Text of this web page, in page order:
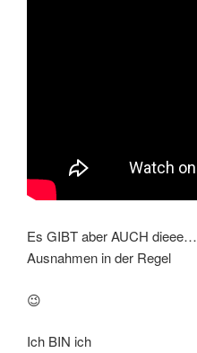
Es GIBT aber AUCH dieee…
Ausnahmen in der Regel
😉
Ich BIN ich